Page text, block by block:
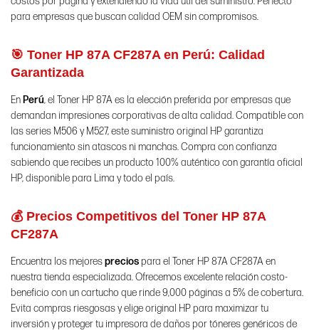
para empresas que buscan calidad OEM sin compromisos.
🎯 Toner HP 87A CF287A en Perú: Calidad
Garantizada
En Perú, el Toner HP 87A es la elección preferida por empresas que
demandan impresiones corporativas de alta calidad. Compatible con
las series M506 y M527, este suministro original HP garantiza
funcionamiento sin atascos ni manchas. Compra con confianza
sabiendo que recibes un producto 100% auténtico con garantía oficial
HP, disponible para Lima y todo el país.
💰 Precios Competitivos del Toner HP 87A
CF287A
Encuentra los mejoresprecios para el Toner HP 87A CF287A en
nuestra tienda especializada. Ofrecemos excelente relación costo-
beneficio con un cartucho que rinde 9,000 páginas a 5% de cobertura.
Evita compras riesgosas y elige original HP para maximizar tu
inversión y proteger tu impresora de daños por tóneres genéricos de